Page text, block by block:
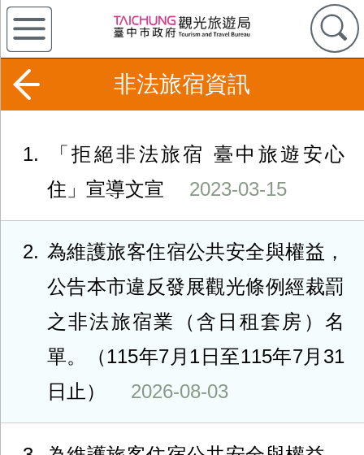
非法旅宿資訊
1
「拒絕非法旅宿 臺中旅遊安心
住」宣導文宣
2023-03-15
2
為維護旅客住宿公共安全與權益，
公告本市違反發展觀光條例經裁罰
之非法旅宿業（含日租套房）名
單。（115年7月1日至115年7月31
日止）
2026-08-03